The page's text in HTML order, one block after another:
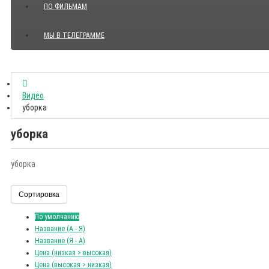
Показать все Цитаты с видео
ПО ФИЛЬМАМ
МЫ В ТЕЛЕГРАММЕ
Видео
уборка
уборка
уборка
Сортировка
По умолчанию
Название (А - Я)
Название (Я - А)
Цена (низкая > высокая)
Цена (высокая > низкая)